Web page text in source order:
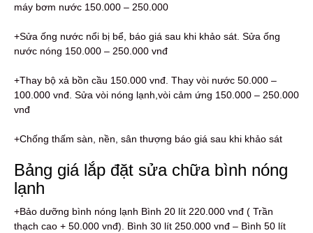
máy bơm nước 150.000 – 250.000
+Sửa ống nước nổi bị bể, báo giá sau khi khảo sát. Sửa ống
nước nóng 150.000 – 250.000 vnđ
+Thay bộ xả bồn cầu 150.000 vnđ. Thay vòi nước 50.000 –
100.000 vnđ. Sửa vòi nóng lạnh,vòi cảm ứng 150.000 – 250.000
vnđ
+Chống thấm sàn, nền, sân thượng báo giá sau khi khảo sát
Bảng giá lắp đặt sửa chữa bình nóng
lạnh
+Bảo dưỡng bình nóng lạnh Bình 20 lít 220.000 vnđ ( Trần
thạch cao + 50.000 vnđ). Bình 30 lít 250.000 vnđ – Bình 50 lít